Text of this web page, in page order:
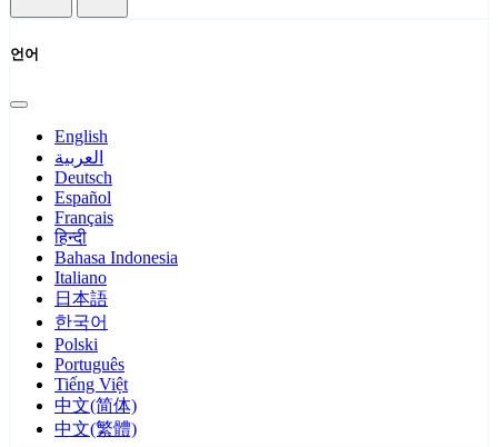
언어
English
العربية
Deutsch
Español
Français
हिन्दी
Bahasa Indonesia
Italiano
日本語
한국어
Polski
Português
Tiếng Việt
中文(简体)
中文(繁體)